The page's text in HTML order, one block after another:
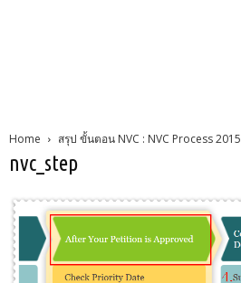
Home สรุป ขั้นตอน NVC : NVC Process 2015
nvc_step